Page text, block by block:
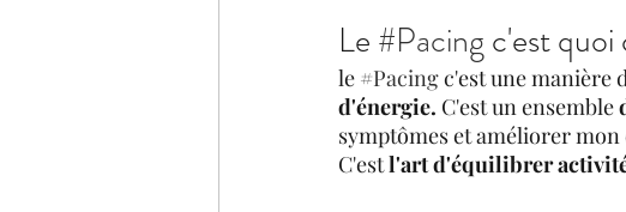
pédagogie formation
transmissibilité
Le #Pacing c'est
le #Pacing c'est une manière
d'énergie. C'est un ensemble
symptômes et améliorer mon
C'est l'art d'équilibrer